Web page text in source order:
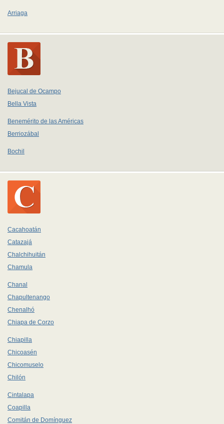
Arriaga
Bejucal de Ocampo
Bella Vista
Benemérito de las Américas
Berriozábal
Bochil
Cacahoatán
Catazajá
Chalchihuitán
Chamula
Chanal
Chapultenango
Chenalhó
Chiapa de Corzo
Chiapilla
Chicoasén
Chicomuselo
Chilón
Cintalapa
Coapilla
Comitán de Domínguez